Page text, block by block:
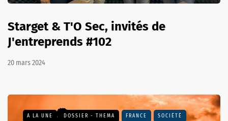
Starget & T'O Sec, invités de
J'entreprends #102
20 mars 2024
A LA UNE DOSSIER - THEMA FRANCE SOCIÉTÉ